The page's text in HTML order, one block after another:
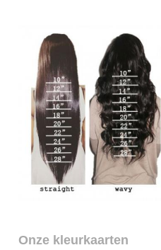
Onze kleurkaarten